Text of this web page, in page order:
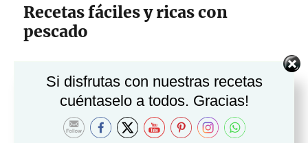
Recetas fáciles y ricas con
pescado
Qué rico está el pescado!! Además de ser muy
nutritivo nos ayuda en dietas de
adelgazamiento y también nos da múltiples
opciones para su elaboración. Por eso hoy te
Si disfrutas con nuestras recetas
cuéntaselo a todos. Gracias!